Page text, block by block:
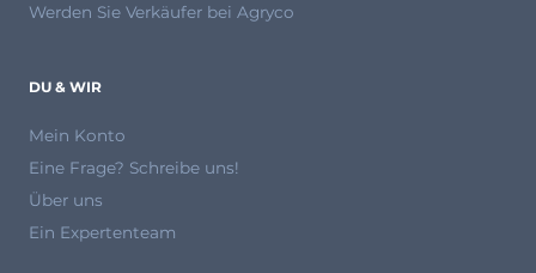
Werden Sie Verkäufer bei Agryco
DU & WIR
Mein Konto
Eine Frage? Schreibe uns!
Über uns
Ein Expertenteam